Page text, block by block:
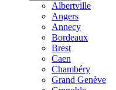
Albertville
Angers
Annecy
Bordeaux
Brest
Caen
Chambéry
Grand Genève